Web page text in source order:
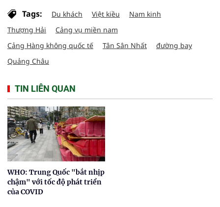
Tags: Du khách Việt kiều
Nam kinh
Thượng Hải
Cảng vụ miền nam
Cảng Hàng không quốc tế
Tân Sân Nhất
đường bay
Quảng Châu
TIN LIÊN QUAN
WHO: Trung Quốc "bắt nhịp
chậm" với tốc độ phát triển
của COVID